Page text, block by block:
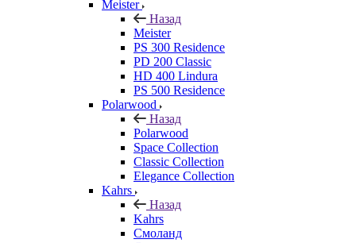
Meister
Назад
Meister
PS 300 Residence
PD 200 Classic
HD 400 Lindura
PS 500 Residence
Polarwood
Назад
Polarwood
Space Collection
Classic Collection
Elegance Collection
Kahrs
Назад
Kahrs
Смоланд